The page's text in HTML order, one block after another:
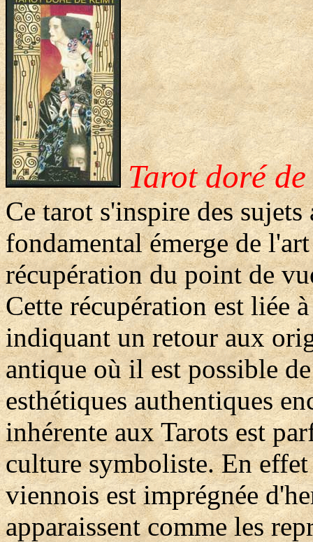
Tarot doré
Ce tarot s'inspire des
fondamental émerge de
récupération du point de
Cette récupération est liée
indiquant un retour aux
antique où il est possible
esthétiques authentiques
inhérente aux Tarots est
culture symboliste. En
viennois est imprégnée
apparaissent comme les